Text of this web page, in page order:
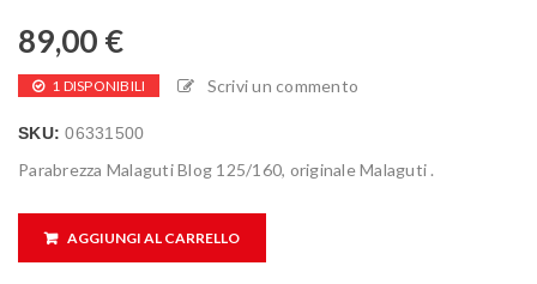
89,00 €
1 DISPONIBILI Scrivi un commento
SKU:06331500
Parabrezza Malaguti Blog 125/160, originale Malaguti .
AGGIUNGI AL CARRELLO